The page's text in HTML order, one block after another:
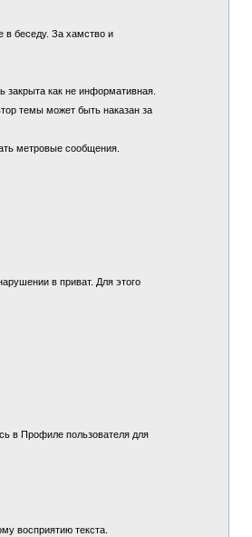
в беседу. За хамство и
как не информативная.
темы может быть наказан за
метровые сообщения.
в приват. Для этого
в Профиле пользователя для
восприятию текста.